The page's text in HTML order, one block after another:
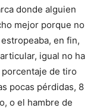
donde alguien
mejor porque no
en fin,
igual no ha
de tiro
pocas pérdidas, 8
o el hambre de